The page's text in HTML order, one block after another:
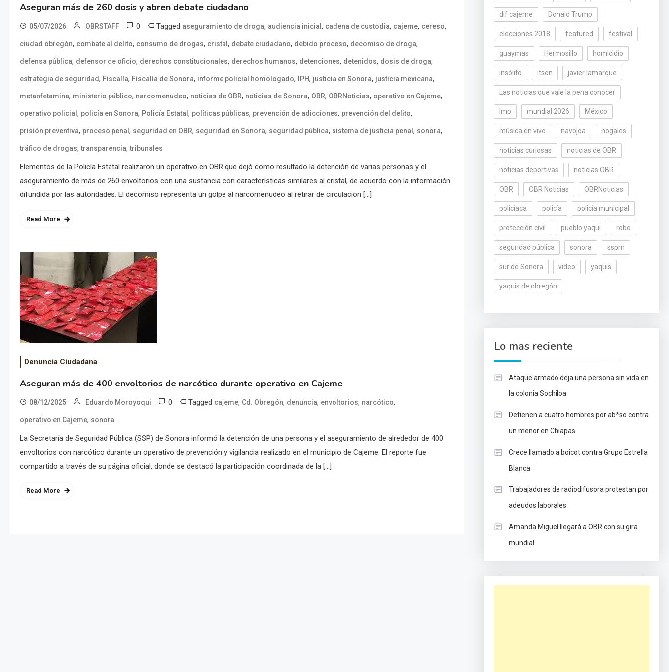
Aseguran más de 260 dosis y abren debate ciudadano
05/07/2026 OBRSTAFF 0 Tagged aseguramiento de droga, audiencia inicial , cadena de custodia, cajeme, cereso,
ciudad obregón, combate al delito, consumo de drogas, cristal , debate ciudadano, debido proceso, decomiso de droga,
defensa pública, defensor de oficio, derechos constitucionales, derechos humanos, detenciones, detenidos, dosis de droga,
estrategia de seguridad, Fiscalía, Fiscalía de Sonora, informe policial homologado, IPH, justicia en Sonora, justicia mexicana,
metanfetamina, ministerio público, narcomenudeo, noticias de OBR, noticias de Sonora, OBR, OBRNoticias, operativo en Cajeme,
operativo policial , policía en Sonora, Policía Estatal , políticas públicas, prevención de adicciones, prevención del delito,
prisión preventiva, proceso penal , seguridad en OBR, seguridad en Sonora, seguridad pública, sistema de justicia penal , sonora,
tráfico de drogas,transparencia,tribunales
Elementos de la Policía Estatal realizaron un operativo en OBR que dejó como resultado la detención de varias personas y el
aseguramiento de más de 260 envoltorios con una sustancia con características similares al cristal, de acuerdo con la información
difundida por las autoridades. El decomiso representa un golpe al narcomenudeo al retirar de circulación […]
Read More
Denuncia Ciudadana
Aseguran más de 400 envoltorios de narcótico durante operativo en Cajeme
08/12/2025 Eduardo Moroyoqui 0 Tagged cajeme, Cd. Obregón, denuncia, envoltorios, narcótico,
operativo en Cajeme, sonora
La Secretaría de Seguridad Pública (SSP) de Sonora informó la detención de una persona y el aseguramiento de alrededor de 400
envoltorios con narcótico durante un operativo de prevención y vigilancia realizado en el municipio de Cajeme. El reporte fue
compartido a través de su página oficial, donde se destacó la participación coordinada de la […]
Read More
dif cajeme Donald Trump
elecciones 2018 featured festival
guaymas Hermosillo homicidio
insólito itson javier lamarque
Las noticias que vale la pena conocer
lmp mundial 2026 México
música en vivo navojoa nogales
noticias curiosas noticias de OBR
noticias deportivas noticias OBR
OBR OBR Noticias OBRNoticias
policiaca policía policía municipal
protección civil pueblo yaqui robo
seguridad pública sonora sspm
sur de Sonora video yaquis
yaquis de obregón
Lo mas reciente
Ataque armado deja una persona sin vida en
la colonia Sochiloa
Detienen a cuatro hombres por ab*so contra
un menor en Chiapas
Crece llamado a boicot contra Grupo Estrella
Blanca
Trabajadores de radiodifusora protestan por
adeudos laborales
Amanda Miguel llegará a OBR con su gira
mundial